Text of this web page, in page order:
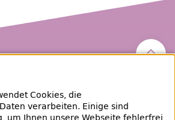
Berlin
raubgut@zlb.de
Cookies, die
verarbeiten. Einige sind